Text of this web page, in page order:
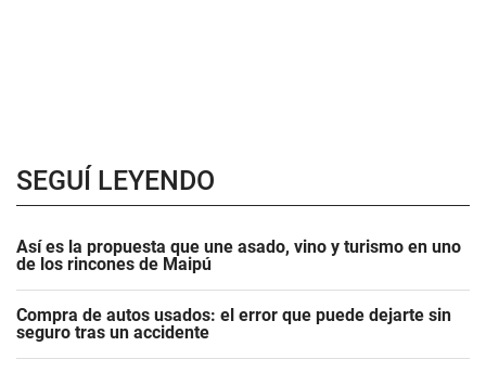
SEGUÍ LEYENDO
Así es la propuesta que une asado, vino y turismo en uno
de los rincones de Maipú
Compra de autos usados: el error que puede dejarte sin
seguro tras un accidente